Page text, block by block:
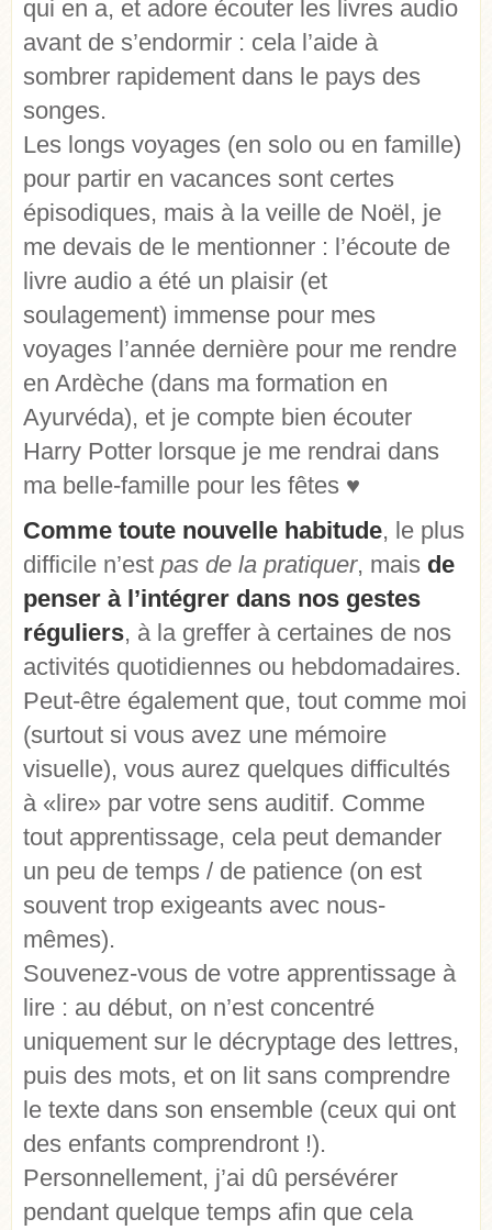
qui en a, et adore écouter les livres audio
avant de s’endormir : cela l’aide à
sombrer rapidement dans le pays des
songes.
Les longs voyages (en solo ou en famille)
pour partir en vacances sont certes
épisodiques, mais à la veille de Noël, je
me devais de le mentionner : l’écoute de
livre audio a été un plaisir (et
soulagement) immense pour mes
voyages l’année dernière pour me rendre
en Ardèche (dans ma formation en
Ayurvéda), et je compte bien écouter
Harry Potter lorsque je me rendrai dans
ma belle-famille pour les fêtes ♥
Comme toute nouvelle habitude, le plus
difficile n’est pas de la pratiquer, mais de
penser à l’intégrer dans nos gestes
réguliers, à la greffer à certaines de nos
activités quotidiennes ou hebdomadaires.
Peut-être également que, tout comme moi
(surtout si vous avez une mémoire
visuelle), vous aurez quelques difficultés
à «lire» par votre sens auditif. Comme
tout apprentissage, cela peut demander
un peu de temps / de patience (on est
souvent trop exigeants avec nous-
mêmes).
Souvenez-vous de votre apprentissage à
lire : au début, on n’est concentré
uniquement sur le décryptage des lettres,
puis des mots, et on lit sans comprendre
le texte dans son ensemble (ceux qui ont
des enfants comprendront !).
Personnellement, j’ai dû persévérer
pendant quelque temps afin que cela